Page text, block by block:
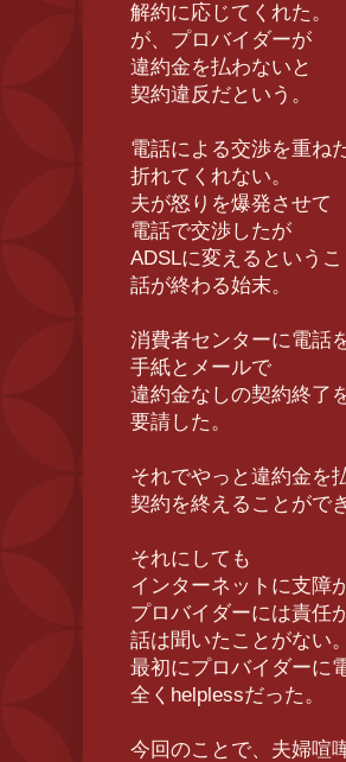
解約に応じてくれた。
が、プロバイダーが
違約金を払わないと
契約違反だという。
電話による交渉を重ね
折れてくれない。
夫が怒りを爆発させて
電話で交渉したが
ADSLに変えるという
話が終わる始末。
消費者センターに電話
手紙とメールで
違約金なしの契約終了
要請した。
それでやっと違約金を
契約を終えることがで
それにしても
インターネットに支障
プロバイダーには責任
話は聞いたことがない。
最初にプロバイダーに
全くhelplessだった。
今回のことで、夫婦喧